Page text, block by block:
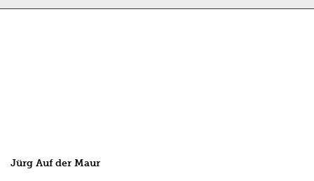
Jürg Auf der Maur